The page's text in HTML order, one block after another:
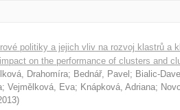
politiky a jejich vliv na rozvoj klastrů a
on the performance of clusters and
Drahomíra; Bednář, Pavel ; Bialic-
; Vejmělková, Eva; Knápková, Adriana;
)